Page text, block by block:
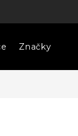
Značky